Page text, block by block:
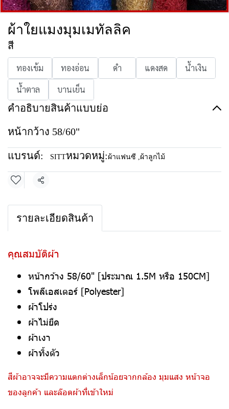
ผ้าใยแมงมุมเมทัลลิค
สี
ทองเข้ม ทองอ่อน ดำ แดงสด
น้ำเงิน
น้ำตาล
บานเย็น
คำอธิบายสินค้าแบบย่อ
หน้ากว้าง 58/60"
แบรนด์: SITTหมวดหมู่: ผ้าแฟนซี ,ผ้าลูกไม้
แชร์
รายละเอียดสินค้า
คุณสมบัติผ้า
หน้ากว้าง 58/60" [ประมาณ 1.5M หรือ 150CM]
โพลีเอสเตอร์ [Polyester]
ผ้าโปร่ง
ผ้าไม่ยืด
ผ้าเงา
ผ้าทิ้งตัว
สีผ้าอาจจะมีความแตกต่างเล็กน้อยจากกล้อง มุมแสง หน้าจอ
ของลูกค้า และล๊อตผ้าที่เข้าใหม่